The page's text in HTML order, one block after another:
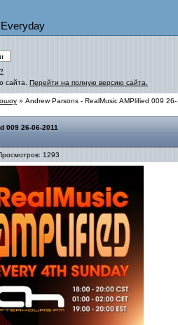
сайта. Перейти на полную версию сайта.
» Andrew Parsons - RealMusic AMPlified 009 26-
009 26-06-2011
1293